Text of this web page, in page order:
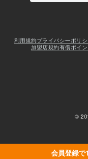
会員登録で